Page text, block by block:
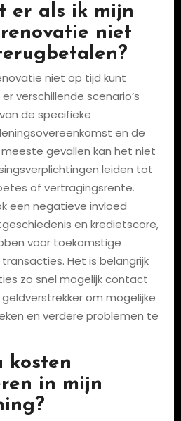
er als ik mijn
niet
niet op tijd kunt
verschillende scenario’s
de specifieke
en de
gevallen kan het niet
leiden tot
of vertragingsrente.
een negatieve invloed
en kredietscore,
voor toekomstige
Het is belangrijk
zo snel mogelijk contact
om mogelijke
en verdere problemen te
kosten
in mijn